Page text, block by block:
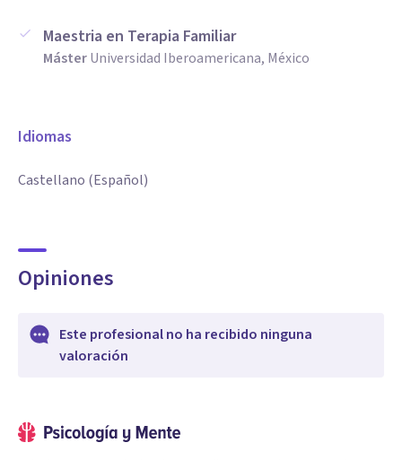
Maestria en Terapia Familiar
MásterUniversidad Iberoamericana, México
Idiomas
Castellano (Español)
Opiniones
Este profesional no ha recibido ninguna
valoración